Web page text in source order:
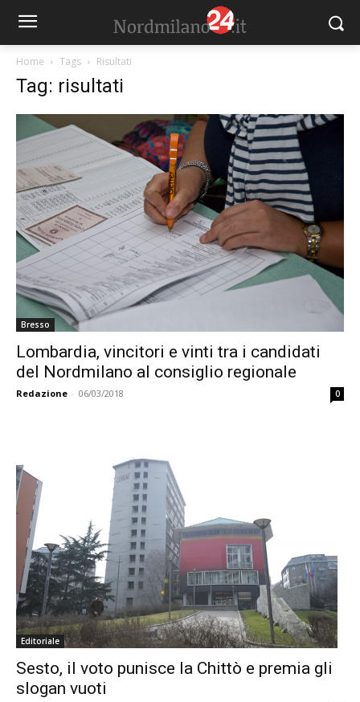
Home Tags Risultati
Tag: risultati
Bresso
Lombardia, vincitori e vinti tra i candidati
del Nordmilano al consiglio regionale
Redazione - 06/03/2018 0
Editoriale
Sesto, il voto punisce la Chittò e premia gli
slogan vuoti